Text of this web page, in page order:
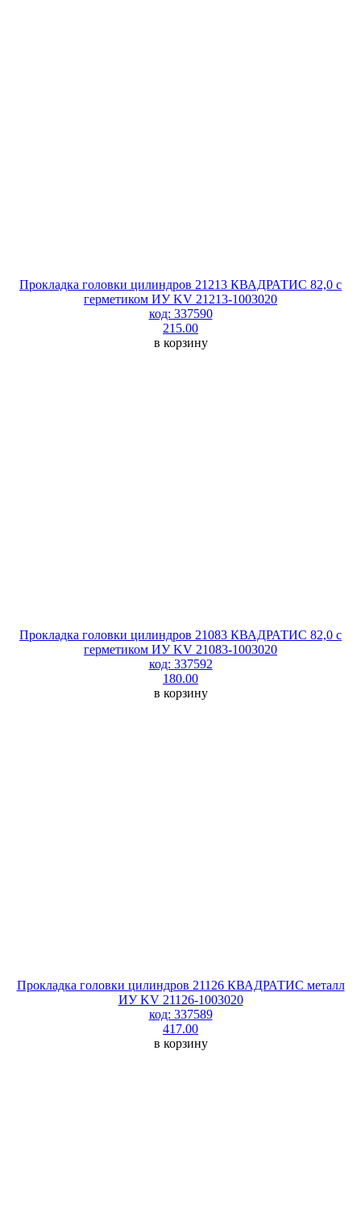
Прокладка головки цилиндров 21213 КВАДРАТИС 82,0 с
герметиком ИУ KV 21213-1003020
код: 337590
215.00
в корзину
Прокладка головки цилиндров 21083 КВАДРАТИС 82,0 с
герметиком ИУ KV 21083-1003020
код: 337592
180.00
в корзину
Прокладка головки цилиндров 21126 КВАДРАТИС металл
ИУ KV 21126-1003020
код: 337589
417.00
в корзину